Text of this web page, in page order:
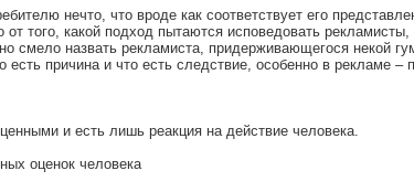
нечто, что вроде как соответствует его
того, какой подход пытаются исповедовать
назвать рекламиста, придерживающегося некой
причина и что есть следствие, особенно в рекламе –
и есть лишь реакция на действие человека.
оценок человека